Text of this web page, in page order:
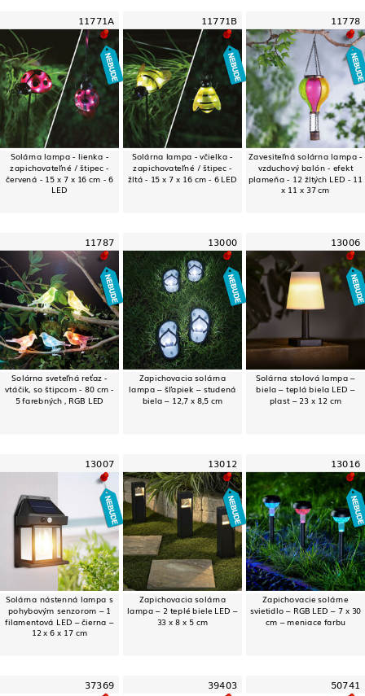
11771A
Solárna lampa - lienka -
zapichovateľné / štipec -
červená - 15 x 7 x 16 cm - 6
LED
11771B
Solárna lampa - včielka -
zapichovateľné / štipec -
žltá - 15 x 7 x 16 cm - 6 LED
11778
Zavesiteľná solárna lampa -
vzduchový balón - efekt
plameňa - 12 žltých LED - 11
x 11 x 37 cm
11787
Solárna sveteľná reťaz -
vtáčik, so štipcom - 80 cm -
5 farebných , RGB LED
13000
Zapichovacia solárna
lampa – šľapiek – studená
biela – 12,7 x 8,5 cm
13006
Solárna stolová lampa –
biela – teplá biela LED –
plast – 23 x 12 cm
13007
Solárna nástenná lampa s
pohybovým senzorom – 1
filamentová LED – čierna –
12 x 6 x 17 cm
13012
Zapichovacia solárna
lampa – 2 teplé biele LED –
33 x 8 x 5 cm
13016
Zapichovacie solárne
svietidlo – RGB LED – 7 x 30
cm – meniace farbu
37369 39403 50741